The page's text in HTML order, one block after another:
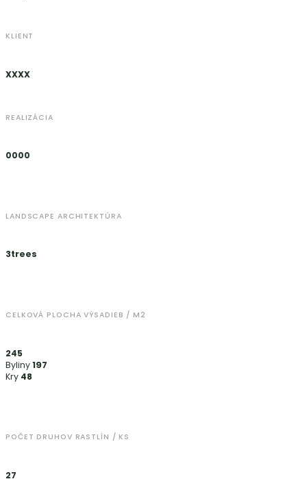
KLIENT
XXXX
REALIZÁCIA
0000
LANDSCAPE ARCHITEKTÚRA
3trees
CELKOVÁ PLOCHA VÝSADIEB / M2
245
Byliny197
Kry 48
POČET DRUHOV RASTLÍN / KS
27